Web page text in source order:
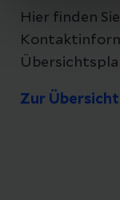
Hier finden
Zur Übersicht